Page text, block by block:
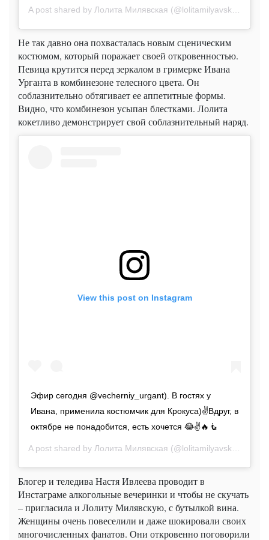
A post shared by Лолита Милявская (@lolitamilyavskaya) on
Не так давно она похвасталась новым сценическим
костюмом, который поражает своей откровенностью.
Певица крутится перед зеркалом в гримерке Ивана
Урганта в комбинезоне телесного цвета. Он
соблазнительно обтягивает ее аппетитные формы.
Видно, что комбинезон усыпан блестками. Лолита
кокетливо демонстрирует свой соблазнительный наряд.
View this post on Instagram
Эфир сегодня @vecherniy_urgant). В гостях у
Ивана, применила костюмчик для Крокуса)✌️Вдруг, в
октябре не понадобится, есть хочется 😂✌️🔥🧜
A post shared by Лолита Милявская (@lolitamilyavskaya) on
Блогер и теледива Настя Ивлеева проводит в
Инстаграме алкогольные вечеринки и чтобы не скучать
– пригласила и Лолиту Милявскую, с бутылкой вина.
Женщины очень повеселили и даже шокировали своих
многочисленных фанатов. Они откровенно поговорили